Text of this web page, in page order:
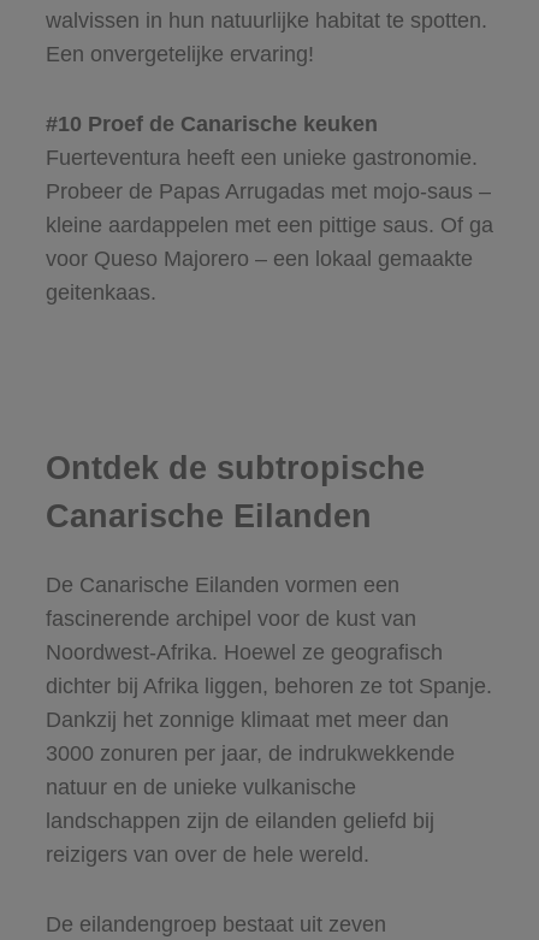
walvissen in hun natuurlijke habitat te spotten.
Een onvergetelijke ervaring!
#10 Proef de Canarische keuken
Fuerteventura heeft een unieke gastronomie.
Probeer de Papas Arrugadas met mojo-saus –
kleine aardappelen met een pittige saus. Of ga
voor Queso Majorero – een lokaal gemaakte
geitenkaas.
Ontdek de subtropische
Canarische Eilanden
De Canarische Eilanden vormen een
fascinerende archipel voor de kust van
Noordwest-Afrika. Hoewel ze geografisch
dichter bij Afrika liggen, behoren ze tot Spanje.
Dankzij het zonnige klimaat met meer dan
3000 zonuren per jaar, de indrukwekkende
natuur en de unieke vulkanische
landschappen zijn de eilanden geliefd bij
reizigers van over de hele wereld.
De eilandengroep bestaat uit zeven